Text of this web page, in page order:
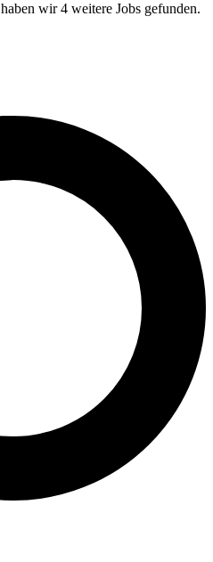
haben wir4 weitere Jobs gefunden.